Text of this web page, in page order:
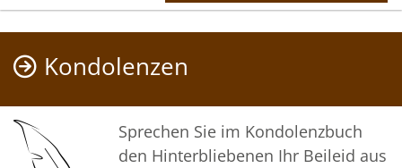
Kondolenzen
Sprechen Sie im Kondolenzbuch
den Hinterbliebenen Ihr Beileid aus